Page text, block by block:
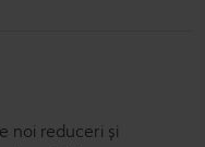
noi reduceri și